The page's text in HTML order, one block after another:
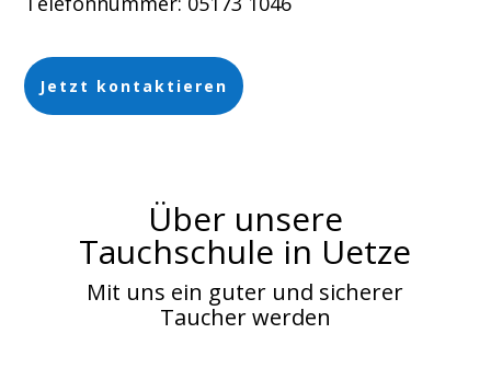
Jetzt kontaktieren
Über unsere
Tauchschule in Uetze
Mit uns ein guter und sicherer
Taucher werden